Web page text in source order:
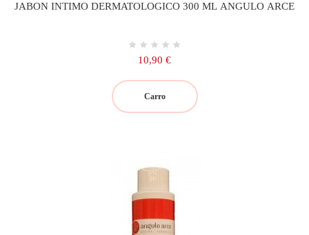
JABON INTIMO DERMATOLOGICO 300 ML ANGULO ARCE
Precio
10,90 €
Carro